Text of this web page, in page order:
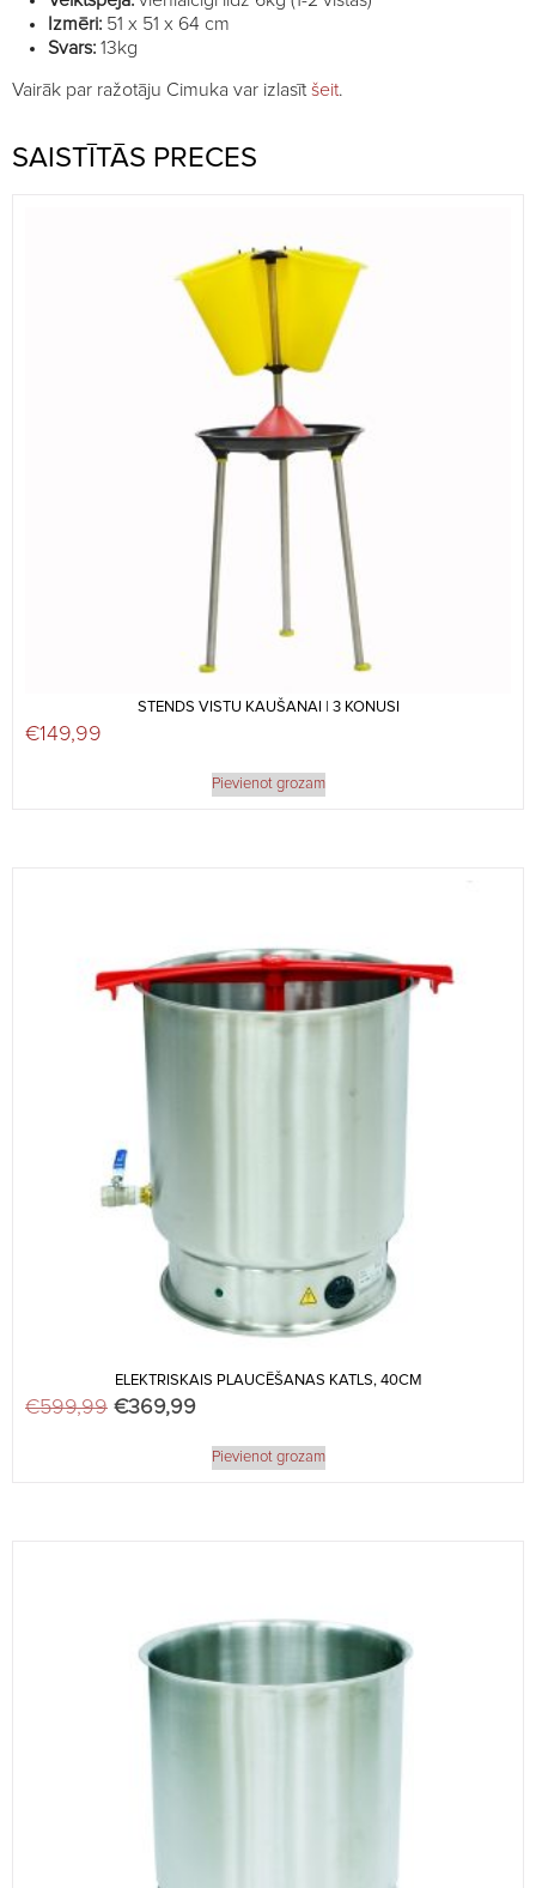
Izmēri: 51 x 51 x 64 cm
Svars: 13kg
Vairāk par ražotāju Cimuka var izlasīt šeit.
SAISTĪTĀS PRECES
STENDS VISTU KAUŠANAI | 3 KONUSI
€149,99
Pievienot grozam
ELEKTRISKAIS PLAUCĒŠANAS KATLS, 40CM
€599,99 Original price was: €599,99.
€369,99
Pievienot grozam